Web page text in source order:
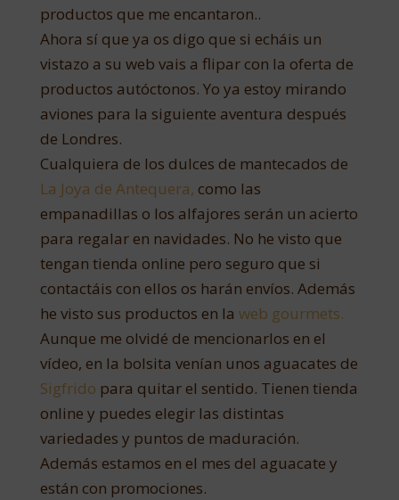
productos que me encantaron..
Ahora sí que ya os digo que si echáis un
vistazo a su web vais a flipar con la oferta de
productos autóctonos. Yo ya estoy mirando
aviones para la siguiente aventura después
de Londres.
Cualquiera de los dulces de mantecados de
La Joya de Antequera, como las
empanadillas o los alfajores serán un acierto
para regalar en navidades. No he visto que
tengan tienda online pero seguro que si
contactáis con ellos os harán envíos. Además
he visto sus productos en la web gourmets.
Aunque me olvidé de mencionarlos en el
vídeo, en la bolsita venían unos aguacates de
Sigfrido para quitar el sentido. Tienen tienda
online y puedes elegir las distintas
variedades y puntos de maduración.
Además estamos en el mes del aguacate y
están con promociones.